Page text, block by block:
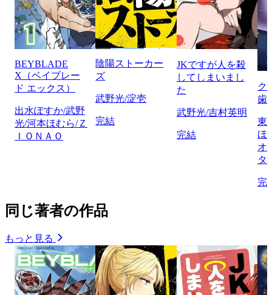
BEYBLADE
X（ベイブレー
ド エックス）
出水ぽすか/武野
光/河本ほむら/Ｚ
ＩＯＮＡＯ
陰陽ストーカー
ズ
武野光/淀壱
完結
JKですが人を殺
してしまいまし
た
武野光/吉村英明
完結
ク
歯
東
ほ
オ
タ
完
同じ著者の作品
もっと見る